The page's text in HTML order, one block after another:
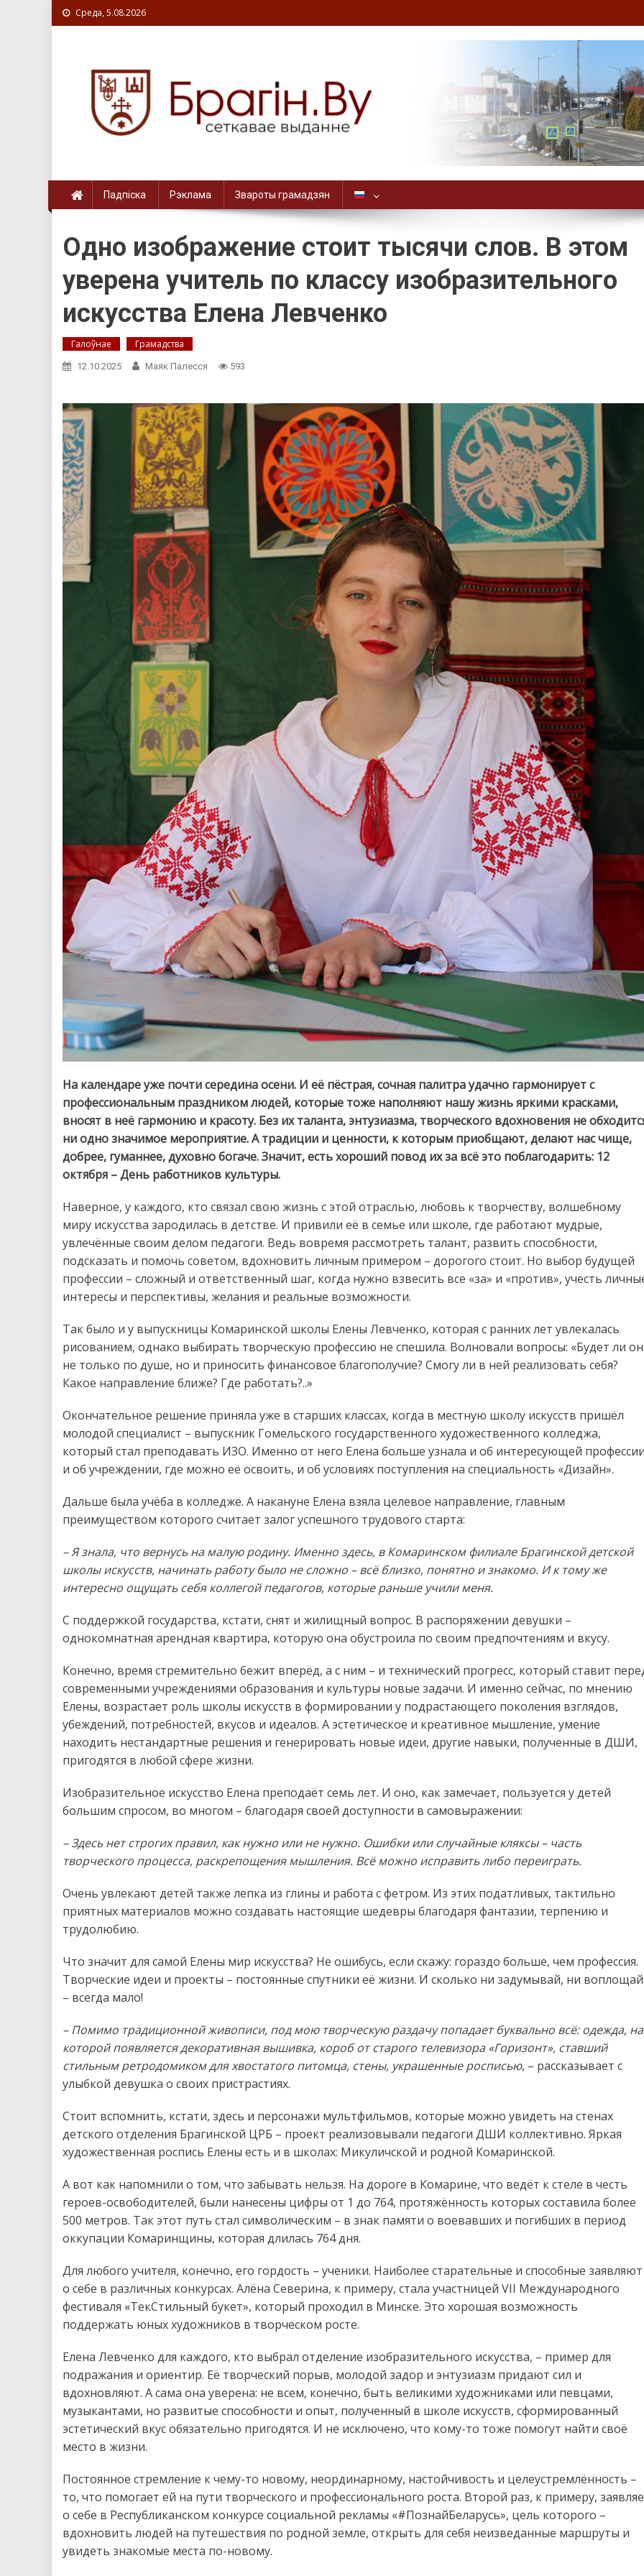
Среда, 5.08.2026
Падпіска Рэклама Звароты грамадзян
Одно изображение стоит тысячи слов. В этом
уверена учитель по классу изобразительного
искусства Елена Левченко
Галоўнае Грамадства
12.10.2025 Маяк Палесся 593
На календаре уже почти середина осени. И её пёстрая, сочная палитра удачно гармонирует с
профессиональным праздником людей, которые тоже наполняют нашу жизнь яркими красками,
вносят в неё гармонию и красоту. Без их таланта, энтузиазма, творческого вдохновения не
ни одно значимое мероприятие. А традиции и ценности, к которым приобщают, делают нас чище,
добрее, гуманнее, духовно богаче. Значит, есть хороший повод их за всё это поблагодарить: 12
октября – День работников культуры.
Наверное, у каждого, кто связал свою жизнь с этой отраслью, любовь к творчеству, волшебному
миру искусства зародилась в детстве. И привили её в семье или школе, где работают мудрые,
увлечённые своим делом педагоги. Ведь вовремя рассмотреть талант, развить способности,
подсказать и помочь советом, вдохновить личным примером – дорогого стоит. Но выбор будущей
профессии – сложный и ответственный шаг, когда нужно взвесить все «за» и «против», учесть
интересы и перспективы, желания и реальные возможности.
Так было и у выпускницы Комаринской школы Елены Левченко, которая с ранних лет увлекалась
рисованием, однако выбирать творческую профессию не спешила. Волновали вопросы: «Будет ли
не только по душе, но и приносить финансовое благополучие? Смогу ли в ней реализовать себя?
Какое направление ближе? Где работать?..»
Окончательное решение приняла уже в старших классах, когда в местную школу искусств пришёл
молодой специалист – выпускник Гомельского государственного художественного колледжа,
который стал преподавать ИЗО. Именно от него Елена больше узнала и об интересующей
и об учреждении, где можно её освоить, и об условиях поступления на специальность «Дизайн».
Дальше была учёба в колледже. А накануне Елена взяла целевое направление, главным
преимуществом которого считает залог успешного трудового старта:
– Я знала, что вернусь на малую родину. Именно здесь, в Комаринском филиале Брагинской детской
школы искусств, начинать работу было не сложно – всё близко, понятно и знакомо. И к тому же
интересно ощущать себя коллегой педагогов, которые раньше учили меня.
С поддержкой государства, кстати, снят и жилищный вопрос. В распоряжении девушки –
однокомнатная арендная квартира, которую она обустроила по своим предпочтениям и вкусу.
Конечно, время стремительно бежит вперёд, а с ним – и технический прогресс, который ставит
современными учреждениями образования и культуры новые задачи. И именно сейчас, по мнению
Елены, возрастает роль школы искусств в формировании у подрастающего поколения взглядов,
убеждений, потребностей, вкусов и идеалов. А эстетическое и креативное мышление, умение
находить нестандартные решения и генерировать новые идеи, другие навыки, полученные в ДШИ,
пригодятся в любой сфере жизни.
Изобразительное искусство Елена преподаёт семь лет. И оно, как замечает, пользуется у детей
большим спросом, во многом – благодаря своей доступности в самовыражении:
– Здесь нет строгих правил, как нужно или не нужно. Ошибки или случайные кляксы – часть
творческого процесса, раскрепощения мышления. Всё можно исправить либо переиграть.
Очень увлекают детей также лепка из глины и работа с фетром. Из этих податливых, тактильно
приятных материалов можно создавать настоящие шедевры благодаря фантазии, терпению и
трудолюбию.
Что значит для самой Елены мир искусства? Не ошибусь, если скажу: гораздо больше, чем профессия.
Творческие идеи и проекты – постоянные спутники её жизни. И сколько ни задумывай, ни воплощай
– всегда мало!
– Помимо традиционной живописи, под мою творческую раздачу попадает буквально всё: одежда, на
которой появляется декоративная вышивка, короб от старого телевизора «Горизонт», ставший
стильным ретродомиком для хвостатого питомца, стены, украшенные росписью, – рассказывает с
улыбкой девушка о своих пристрастиях.
Стоит вспомнить, кстати, здесь и персонажи мультфильмов, которые можно увидеть на стенах
детского отделения Брагинской ЦРБ – проект реализовывали педагоги ДШИ коллективно. Яркая
художественная роспись Елены есть и в школах: Микуличской и родной Комаринской.
А вот как напомнили о том, что забывать нельзя. На дороге в Комарине, что ведёт к стеле в честь
героев-освободителей, были нанесены цифры от 1 до 764, протяжённость которых составила более
500 метров. Так этот путь стал символическим – в знак памяти о воевавших и погибших в период
оккупации Комаринщины, которая длилась 764 дня.
Для любого учителя, конечно, его гордость – ученики. Наиболее старательные и способные заявляют
о себе в различных конкурсах. Алёна Северина, к примеру, стала участницей VII Международного
фестиваля «ТекСтильный букет», который проходил в Минске. Это хорошая возможность
поддержать юных художников в творческом росте.
Елена Левченко для каждого, кто выбрал отделение изобразительного искусства, – пример для
подражания и ориентир. Её творческий порыв, молодой задор и энтузиазм придают сил и
вдохновляют. А сама она уверена: не всем, конечно, быть великими художниками или певцами,
музыкантами, но развитые способности и опыт, полученный в школе искусств, сформированный
эстетический вкус обязательно пригодятся. И не исключено, что кому-то тоже помогут найти своё
место в жизни.
Постоянное стремление к чему-то новому, неординарному, настойчивость и целеустремлённость –
то, что помогает ей на пути творческого и профессионального роста. Второй раз, к примеру,
о себе в Республиканском конкурсе социальной рекламы «#ПознайБеларусь», цель которого –
вдохновить людей на путешествия по родной земле, открыть для себя неизведанные маршруты и
увидеть знакомые места по-новому.